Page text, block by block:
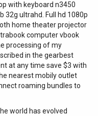
with keyboard n3450
32g ultrahd. Full hd 1080p
home theater projector
computer vbook
processing of my
in the gearbest
at any time save $3 with
nearest mobily outlet
roaming bundles to
world has evolved